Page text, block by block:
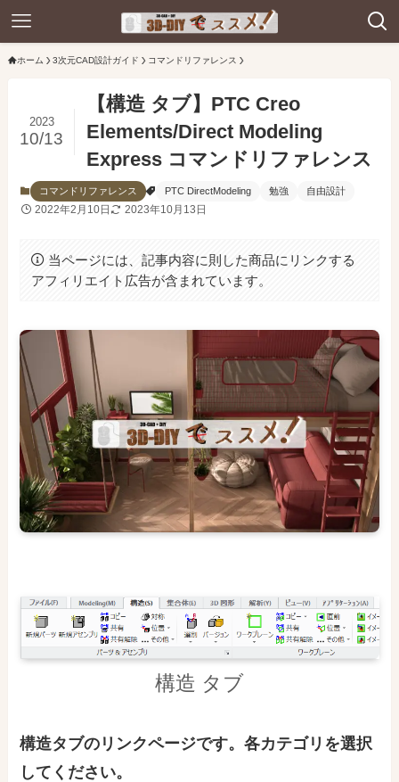
ホーム 3次元CAD設計ガイド コマンドリファレンス
【構造 タブ】PTC Creo
Elements/Direct Modeling
Express コマンドリファレンス
2023
10/13
コマンドリファレンス PTC DirectModeling 勉強 自由設計
2022年2月10日 2023年10月13日
当ページには、記事内容に則した商品にリンクする
アフィリエイト広告が含まれています。
構造 タブ
構造タブのリンクページです。各カテゴリを選択
してください。